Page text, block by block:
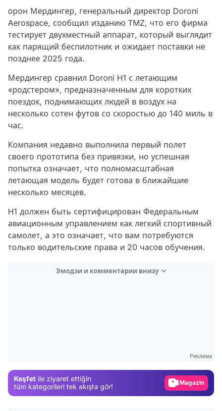
орон Мердингер, генеральный директор Doroni
Aerospace, сообщил изданию TMZ, что его фирма
тестирует двухместный аппарат, который выглядит
как парящий беспилотник и ожидает поставки не
позднее 2025 года.
Мердингер сравнил Doroni H1 с летающим
«родстером», предназначенным для коротких
поездок, поднимающих людей в воздух на
несколько сотен футов со скоростью до 140 миль в
час.
Компания недавно выполнила первый полет
своего прототипа без привязки, но успешная
попытка означает, что полномасштабная
летающая модель будет готова в ближайшие
несколько месяцев.
H1 должен быть сертифицирован Федеральным
авиационным управлением как легкий спортивный
самолет, а это означает, что вам потребуются
только водительские права и 20 часов обучения.
Эмодзи и комментарии внизу
Реклама
Keşfet ile ziyaret ettiğin
tüm kategorileri tek akışta gör!
Magazin